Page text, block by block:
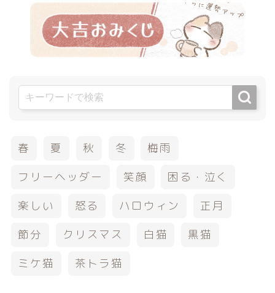
春 夏 秋 冬
梅雨
フリーヘッダー
笑顔
困る・泣く
楽しい
怒る ハロウィン
正月
節分
クリスマス 白猫
黒猫
ミケ猫
茶トラ猫